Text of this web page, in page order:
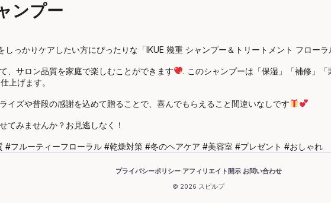
ンプー
しっかりケアしたい方にぴったりな「IKUE 幾重 シャンプー＆トリートメント フロー
、サロン品質を家庭で楽しむことができます
. このシャンプーは「保湿」「補修」
上げます。
イズや普段の感謝を込めて贈ることで、喜んでもらえること間違いなしです
てみませんか？お見逃しなく！
フルーティーフローラル #乾燥対策 #冬のヘアケア #美容室 #プレゼント #おしゃれ
プライバシーポリシー·アフィリエイト開示·お問い合わせ
© 2026 スピルプ